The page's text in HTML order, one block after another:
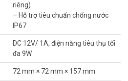
những hình ảnh đen trắng nhòe mờ, bị
đêm? H3C 2K+ giúp bảo vệ trong đêm
hơn bằng cách khôi phục màu sắc và
IR khá sắc nét, thiết bị camera này
bằng hai đèn spotlight tích hợp để
riêng)
– Hỗ trợ tiêu chuẩn chống nước
IP67
DC 12V/ 1A, điện năng tiêu thụ tối
đa 9W
72 mm × 72 mm × 157 mm